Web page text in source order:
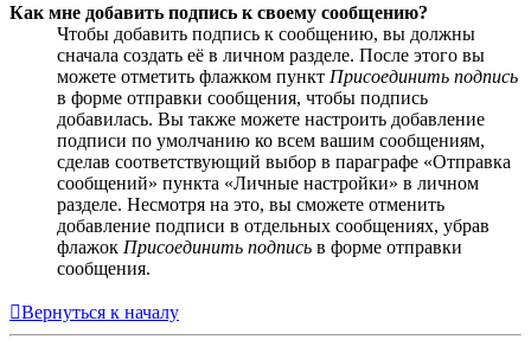
Как мне добавить подпись к своему сообщению?
Чтобы добавить подпись к сообщению, вы должны
сначала создать её в личном разделе. После этого вы
можете отметить флажком пункт Присоединить подпись
в форме отправки сообщения, чтобы подпись
добавилась. Вы также можете настроить добавление
подписи по умолчанию ко всем вашим сообщениям,
сделав соответствующий выбор в параграфе «Отправка
сообщений» пункта «Личные настройки» в личном
разделе. Несмотря на это, вы сможете отменить
добавление подписи в отдельных сообщениях, убрав
флажок Присоединить подпись в форме отправки
сообщения.
Вернуться к началу